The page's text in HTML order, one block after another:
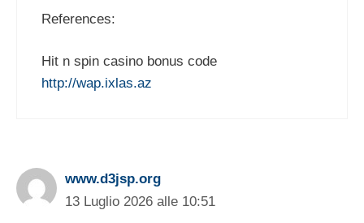
References:
Hit n spin casino bonus code
http://wap.ixlas.az
www.d3jsp.org
13 Luglio 2026 alle 10:51